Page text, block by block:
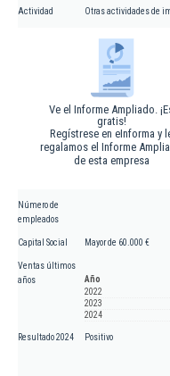
Actividad Otras actividades de
Ve el Informe Ampliado.
gratis!
Regístrese en eInforma y
regalamos el Informe
de esta empresa
Número de
empleados
Capital Social Mayor de 60.000 €
Ventas últimos
años
Año
2022
2023
2024
Resultado 2024 Positivo